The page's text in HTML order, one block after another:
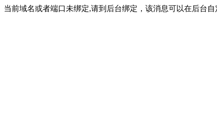
当前域名或者端口未绑定,请到后台绑定，该消息可以在后台自